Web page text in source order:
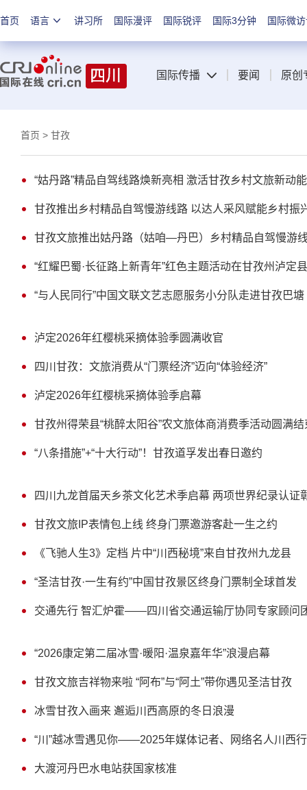
首页 语言 讲习所 国际漫评 国际锐评 国际3分钟 国际微
国际传播 要闻 原创
首页 > 甘孜
“姑丹路”精品自驾线路焕新亮相 激活甘孜乡村文旅新动能
甘孜推出乡村精品自驾慢游线路 以达人采风赋能乡村振
甘孜文旅推出姑丹路（姑咱—丹巴）乡村精品自驾慢游
“红耀巴蜀·长征路上新青年”红色主题活动在甘孜州泸定
“与人民同行”中国文联文艺志愿服务小分队走进甘孜巴塘
泸定2026年红樱桃采摘体验季圆满收官
四川甘孜：文旅消费从“门票经济”迈向“体验经济”
泸定2026年红樱桃采摘体验季启幕
甘孜州得荣县“桃醉太阳谷”农文旅体商消费季活动圆满结
“八条措施”+“十大行动”！甘孜道孚发出春日邀约
四川九龙首届天乡茶文化艺术季启幕 两项世界纪录认证
甘孜文旅IP表情包上线 终身门票邀游客赴一生之约
《飞驰人生3》定档 片中“川西秘境”来自甘孜州九龙县
“圣洁甘孜·一生有约”中国甘孜景区终身门票制全球首发
交通先行 智汇炉霍——四川省交通运输厅协同专家顾问
“2026康定第二届冰雪·暖阳·温泉嘉年华”浪漫启幕
甘孜文旅吉祥物来啦 “阿布”与“阿土”带你遇见圣洁甘孜
冰雪甘孜入画来 邂逅川西高原的冬日浪漫
“川”越冰雪遇见你——2025年媒体记者、网络名人川西
大渡河丹巴水电站获国家核准